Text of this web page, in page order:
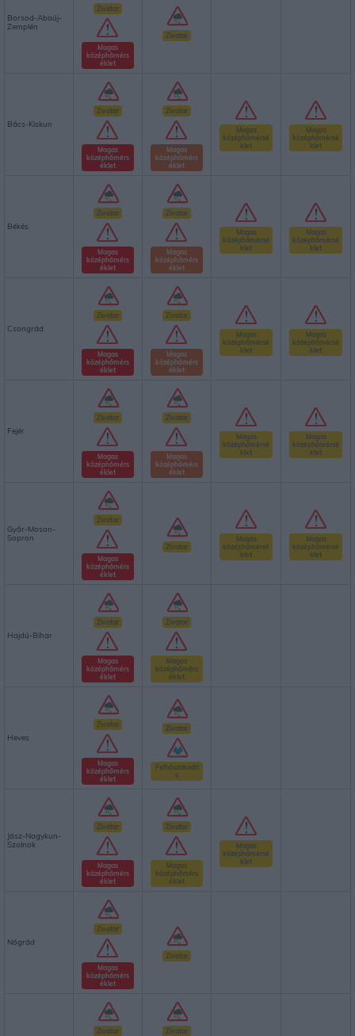
Borsod-Abaúj-
Zemplén
Zivatar
Magas
középhőmérs
éklet
Zivatar
Bács-Kiskun
Zivatar
Magas
középhőmérs
éklet
Zivatar
Magas
középhőmérs
éklet
Magas
középhőmérsé
klet
Magas
középhőmérsé
klet
Békés
Zivatar
Magas
középhőmérs
éklet
Zivatar
Magas
középhőmérs
éklet
Magas
középhőmérsé
klet
Magas
középhőmérsé
klet
Csongrád
Zivatar
Magas
középhőmérs
éklet
Zivatar
Magas
középhőmérs
éklet
Magas
középhőmérsé
klet
Magas
középhőmérsé
klet
Fejér
Zivatar
Magas
középhőmérs
éklet
Zivatar
Magas
középhőmérs
éklet
Magas
középhőmérsé
klet
Magas
középhőmérsé
klet
Győr-Moson-
Sopron
Zivatar
Magas
középhőmérs
éklet
Zivatar
Magas
középhőmérsé
klet
Magas
középhőmérsé
klet
Hajdú-Bihar
Zivatar
Magas
középhőmérs
éklet
Zivatar
Magas
középhőmérs
éklet
Heves
Zivatar
Magas
középhőmérs
éklet
Zivatar
Felhőszakadá
s
Jász-Nagykun-
Szolnok
Zivatar
Magas
középhőmérs
éklet
Zivatar
Magas
középhőmérs
éklet
Magas
középhőmérsé
klet
Nógrád
Zivatar
Magas
középhőmérs
éklet
Zivatar
Zivatar Zivatar